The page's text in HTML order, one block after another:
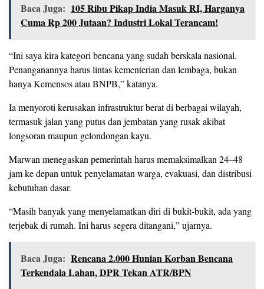
Baca Juga: 105 Ribu Pikap India Masuk RI, Harganya
Cuma Rp 200 Jutaan? Industri Lokal Terancam!
“Ini saya kira kategori bencana yang sudah berskala nasional.
Penanganannya harus lintas kementerian dan lembaga, bukan
hanya Kemensos atau BNPB,” katanya.
Ia menyoroti kerusakan infrastruktur berat di berbagai wilayah,
termasuk jalan yang putus dan jembatan yang rusak akibat
longsoran maupun gelondongan kayu.
Marwan menegaskan pemerintah harus memaksimalkan 24–48
jam ke depan untuk penyelamatan warga, evakuasi, dan distribusi
kebutuhan dasar.
“Masih banyak yang menyelamatkan diri di bukit-bukit, ada yang
terjebak di rumah. Ini harus segera ditangani,” ujarnya.
Baca Juga: Rencana 2.000 Hunian Korban Bencana
Terkendala Lahan, DPR Tekan ATR/BPN